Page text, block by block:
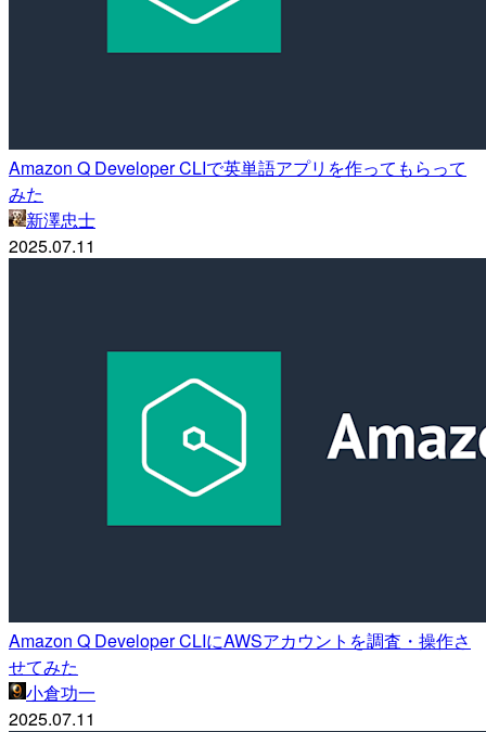
Amazon Q Developer CLIで英単語アプリを作ってもらって
みた
新澤忠士
2025.07.11
Amazon Q Developer CLIにAWSアカウントを調査・操作さ
せてみた
小倉功一
2025.07.11